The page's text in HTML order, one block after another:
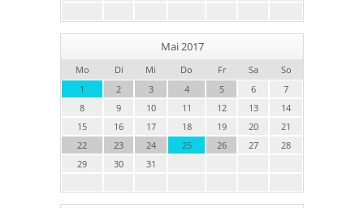
Mai 2017
Mo Di Mi Do Fr Sa
So
1
2 3 4 5 6
7
8
9 10 11 12 13
14
15
16 17 18 19 20
21
22
23 24 25 26 27
28
29
30 31